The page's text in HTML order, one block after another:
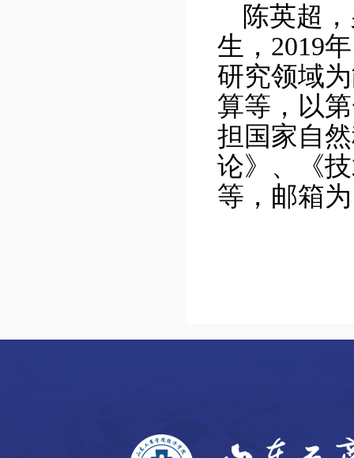
陈英超
生， 2019年
研究领域
算等，以
担国家自
论》、《
等，邮箱